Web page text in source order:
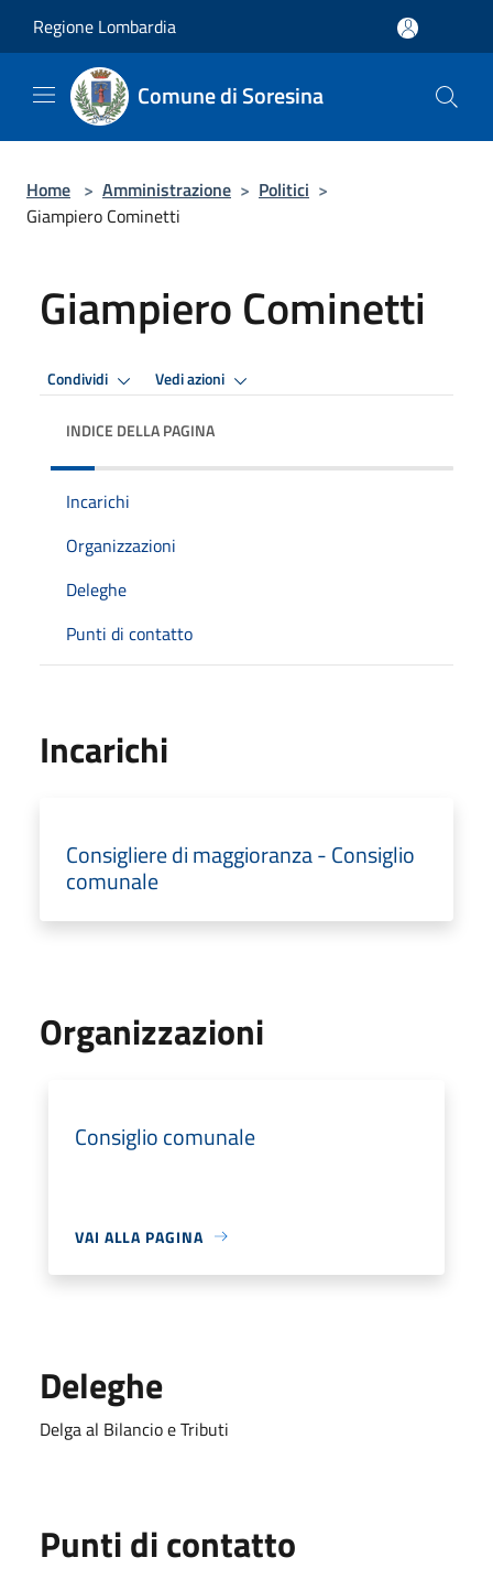
Regione Lombardia
Comune di Soresina
Home > Amministrazione > Politici >
Giampiero Cominetti
Giampiero Cominetti
Condividi Vedi azioni
INDICE DELLA PAGINA
Incarichi
Organizzazioni
Deleghe
Punti di contatto
Incarichi
Consigliere di maggioranza - Consiglio
comunale
Organizzazioni
Consiglio comunale
VAI ALLA PAGINA
Deleghe
Delga al Bilancio e Tributi
Punti di contatto